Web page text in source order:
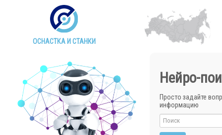
ОСНАСТКА И СТАНКИ
Нейро-
Просто задайте
информацию